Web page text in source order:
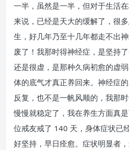
一半，虽然是一半，但对于生活
来说，已经是天大的缓解了，很
生，好几年乃至十几年都走不出
废了！我那时得神经症，是坚持
还是很虚，是那种久病初愈的虚
体的底气才真正养回来。神经症
反复，也不是一帆风顺的，我那
慢慢就稳定了，我在养生方面真
位戒友戒了 140 天，身体症状已
好坚持，早日痊愈。症状明显者